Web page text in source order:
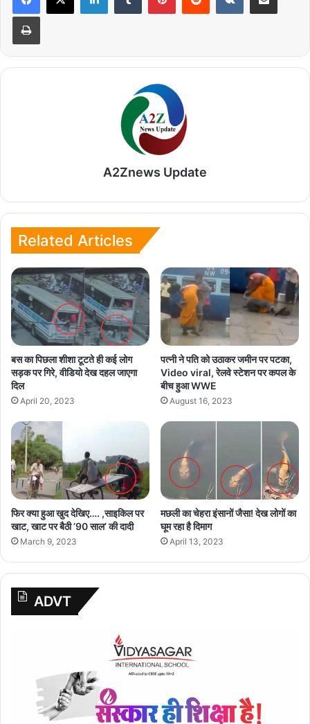
A2Znews Update
Related Articles
बस का पिछला शीशा टूटते ही कई लोग
सड़क पर गिरे, वीडियो देख दहल जाएगा
दिल
April 20, 2023
पत्नी ने पति को उठाकर जमीन पर पटका,
Video viral, रेलवे स्टेशन पर कपल के
बीच हुआ WWE
August 16, 2023
फिर क्या हुआ खुद देखिए…. ,साइकिल पर
खाट, खाट पर बैठी ’90 साल’ की दादी
March 9, 2023
मछली का चेहरा इंसानों जैसा! देख लोगों का
घूम रहा है दिमाग
April 13, 2023
ADVT